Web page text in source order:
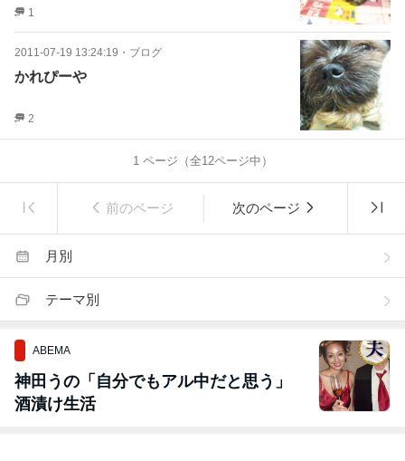
1
2011-07-19 13:24:19 ・ ブログ
かれぴーや
2
1ページ（全12ページ中）
前のページ 次のページ
月別
テーマ別
ABEMA
神田うの「自分でもアル中だと思う」
酒漬け生活